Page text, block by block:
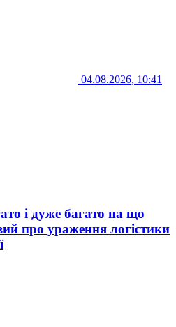
04.08.2026, 10:41
і дуже багато на що
про ураження логістики